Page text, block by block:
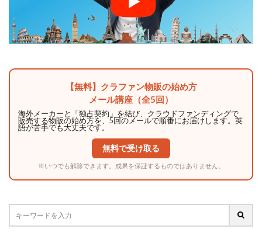
【無料】クラファン物販の始め方
メール講座（全5回）
海外メーカーと「独占契約」を結び、クラウドファンディングで
販売する物販の始め方を、5回のメールで順番にお届けします。英
語が苦手でも大丈夫です。
無料で受け取る
※いつでも解除できます。成果を保証するものではありません。